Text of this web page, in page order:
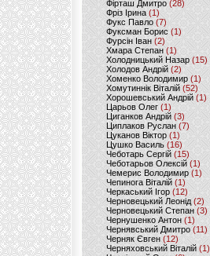
Фірташ Дмитро (28)
Фріз Ірина (1)
Фукс Павло (7)
Фуксман Борис (1)
Фурсін Іван (2)
Хмара Степан(1)
Холодницький Назар(15)
Холодов Андрій (2)
Хоменко Володимир (1)
Хомутиннік Віталій (52)
Хорошевський Андрій (1)
Царьов Олег (1)
Циганков Андрій (3)
Циплаков Руслан(7)
Цуканов Віктор (1)
Цушко Василь (16)
Чеботарь Сергій (15)
Чеботарьов Олексій (1)
Чемерис Володимир (1)
Чепинога Віталій (1)
Черкаський Ігор (12)
Черновецький Леонід(2)
Черновецький Степан (3)
Чернушенко Антон (1)
Чернявський Дмитро(11)
Черняк Євген(12)
Черняховський Віталій (1)